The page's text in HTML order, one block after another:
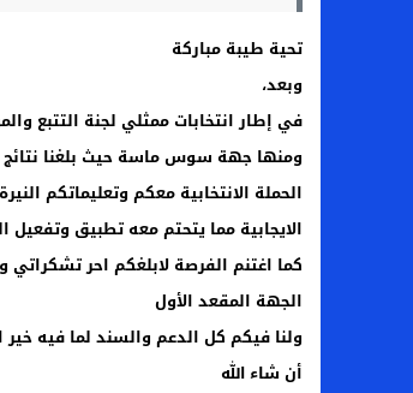
تحية طيبة مباركة
وبعد،
في إطار انتخابات ممثلي لجنة التتبع
الحملة الانتخابية معكم وتعليماتكم
الايجابية مما يتحتم معه تطبيق
كما اغتنم الفرصة لابلغكم احر
الجهة المقعد الأول
ولنا فيكم كل الدعم والسند لما فيه
أن شاء الله